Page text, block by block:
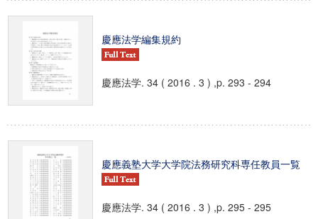
慶應法学編集規約
慶應法学. 34 ( 2016 . 3 ) ,p. 293 - 294
慶應義塾大学大学院法務研究科専任教員一覧
慶應法学. 34 ( 2016 . 3 ) ,p. 295 - 295